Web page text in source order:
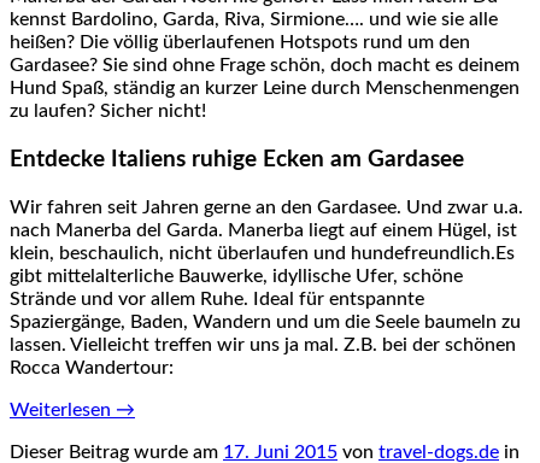
kennst Bardolino, Garda, Riva, Sirmione…. und wie sie alle
heißen? Die völlig überlaufenen Hotspots rund um den
Gardasee? Sie sind ohne Frage schön, doch macht es deinem
Hund Spaß, ständig an kurzer Leine durch Menschenmengen
zu laufen? Sicher nicht!
Entdecke Italiens ruhige Ecken am Gardasee
Wir fahren seit Jahren gerne an den Gardasee. Und zwar u.a.
nach Manerba del Garda. Manerba liegt auf einem Hügel, ist
klein, beschaulich, nicht überlaufen und hundefreundlich.Es
gibt mittelalterliche Bauwerke, idyllische Ufer, schöne
Strände und vor allem Ruhe. Ideal für entspannte
Spaziergänge, Baden, Wandern und um die Seele baumeln zu
lassen. Vielleicht treffen wir uns ja mal. Z.B. bei der schönen
Rocca Wandertour:
Weiterlesen →
Dieser Beitrag wurde am 17. Juni 2015 von travel-dogs.de in